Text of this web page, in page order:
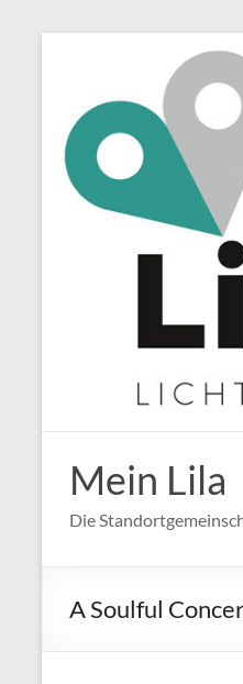
Mein Lila
Die
A Soulful